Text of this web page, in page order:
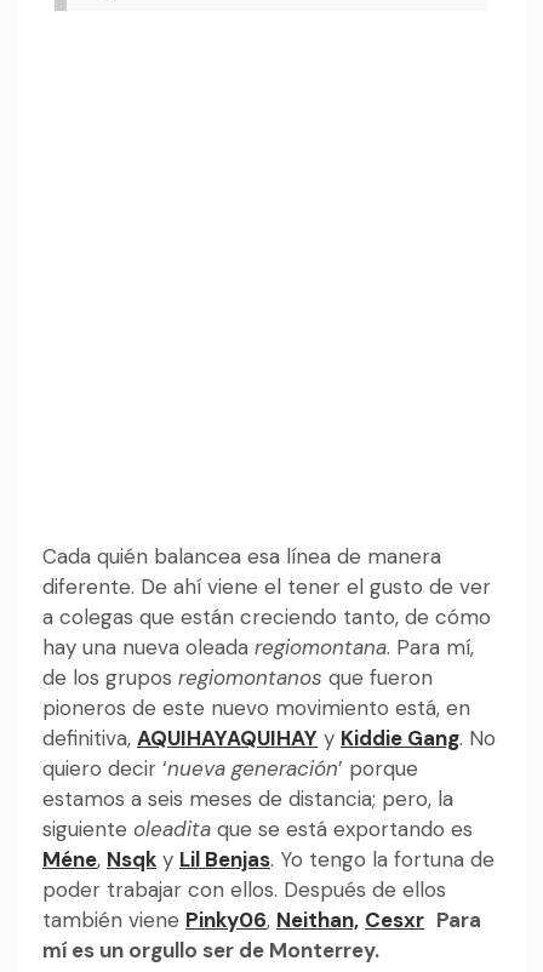
Cada quién balancea esa línea de manera
diferente. De ahí viene el tener el gusto de ver
a colegas que están creciendo tanto, de cómo
hay una nueva oleada regiomontana. Para mí,
de los grupos regiomontanos que fueron
pioneros de este nuevo movimiento está, en
definitiva, AQUIHAYAQUIHAY y Kiddie Gang. No
quiero decir ‘nueva generación’ porque
estamos a seis meses de distancia; pero, la
siguiente oleadita que se está exportando es
Méne, Nsqk y Lil Benjas. Yo tengo la fortuna de
poder trabajar con ellos. Después de ellos
también viene Pinky06, Neithan, Cesxr Para
mí es un orgullo ser de Monterrey.